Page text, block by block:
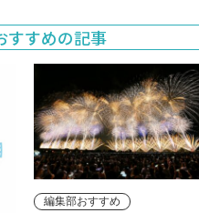
すすめの記事
編集部おすすめ